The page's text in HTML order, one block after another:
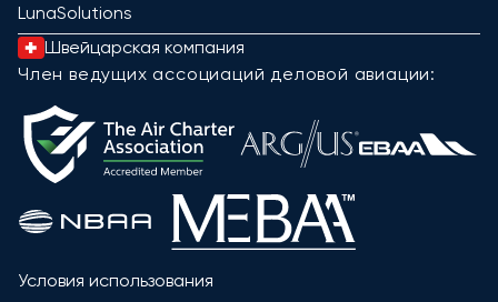
LunaSolutions
Швейцарская компания
Член ведущих ассоциаций деловой авиации:
Условия использования